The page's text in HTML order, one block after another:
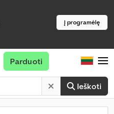
Į programėlę
Ieškoti
Parduoti